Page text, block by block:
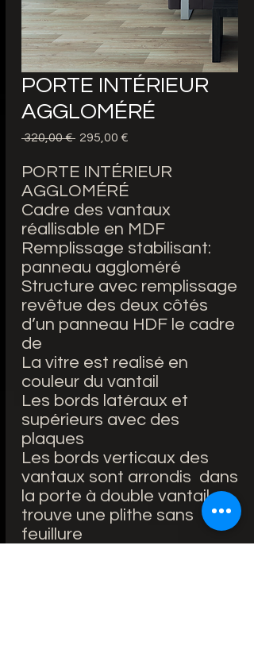
PORTE INTÉRIEUR
AGGLOMÉRÉ
320,00 € Precio
295,00 €
PORTE INTÉRIEUR
AGGLOMÉRÉ
Cadre des vantaux
réallisable en MDF
Remplissage stabilisant:
panneau aggloméré
Structure avec remplissage
revêtue des deux côtés
d’un panneau HDF le cadre
de
La vitre est realisé en
couleur du vantail
Les bords latéraux et
supérieurs avec des
plaques
Les bords verticaux des
vantaux sont arrondis dans
la porte à double vantail se
trouve une plithe sans
feuillure